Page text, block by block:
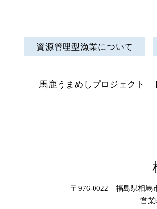
資源管理型漁業について
馬鹿うまめしプロジェクト
〒976-0022 福島県相馬
営業